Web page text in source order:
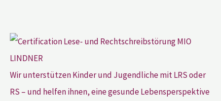
Wir unterstützen Kinder und Jugendliche mit LRS oder
RS – und helfen ihnen, eine gesunde Lebensperspektive